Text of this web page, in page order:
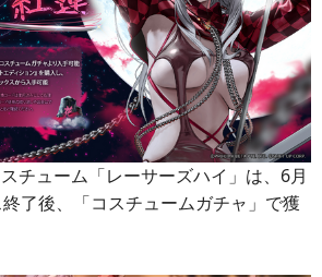
チューム「レーサーズハイ」は、6月
了後、「コスチュームガチャ」で獲